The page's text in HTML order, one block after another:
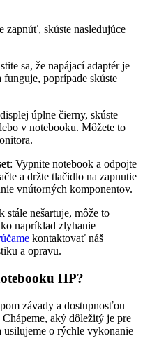
zapnúť, skúste nasledujúce
sa, že napájací adaptér je
funguje, poprípade skúste
úplne čierny, skúste
v notebooku. Môžete to
: Vypnite notebook a odpojte
a držte tlačidlo na zapnutie
vnútorných komponentov.
nešartuje, môže to
napríklad zlyhanie
kontaktovať náš
a opravu.
HP?
závady a dostupnosťou
aký dôležitý je pre
usilujeme o rýchle vykonanie